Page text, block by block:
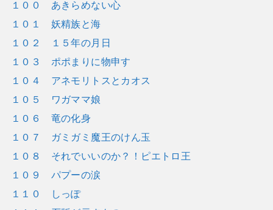
１００ あきらめない心
１０１ 妖精族と海
１０２ １５年の月日
１０３ ポポまりに物申す
１０４ アネモリトスとカオス
１０５ ワガママ娘
１０６ 竜の化身
１０７ ガミガミ魔王のけん玉
１０８ それでいいのか？！ピエトロ王
１０９ パプーの涙
１１０ しっぽ